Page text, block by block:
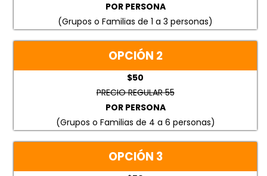
POR PERSONA
(Grupos o Familias de 1 a 3 personas)
OPCIÓN 2
$50
PRECIO REGULAR 55
POR PERSONA
(Grupos o Familias de 4 a 6 personas)
OPCIÓN 3